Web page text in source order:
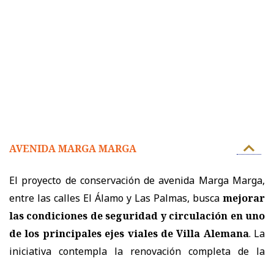
AVENIDA MARGA MARGA
El proyecto de conservación de avenida Marga Marga,
entre las calles El Álamo y Las Palmas, busca mejorar
las condiciones de seguridad y circulación en uno
de los principales ejes viales de Villa Alemana. La
iniciativa contempla la renovación completa de la